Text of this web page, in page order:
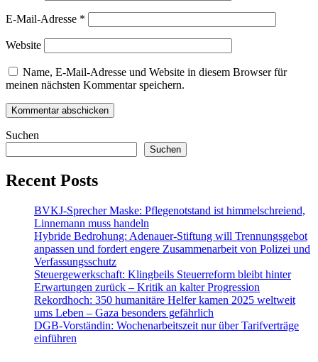
E-Mail-Adresse *
Website
Name, E-Mail-Adresse und Website in diesem Browser für
meinen nächsten Kommentar speichern.
Suchen
Suchen
Recent Posts
BVKJ-Sprecher Maske: Pflegenotstand ist himmelschreiend,
Linnemann muss handeln
Hybride Bedrohung: Adenauer-Stiftung will Trennungsgebot
anpassen und fordert engere Zusammenarbeit von Polizei und
Verfassungsschutz
Steuergewerkschaft: Klingbeils Steuerreform bleibt hinter
Erwartungen zurück – Kritik an kalter Progression
Rekordhoch: 350 humanitäre Helfer kamen 2025 weltweit
ums Leben – Gaza besonders gefährlich
DGB-Vorständin: Wochenarbeitszeit nur über Tarifverträge
einführen